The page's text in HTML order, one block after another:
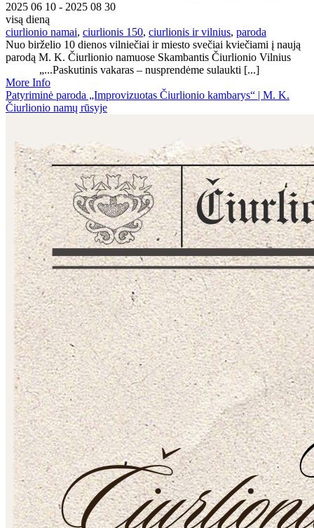
2025 06 10 - 2025 08 30
visą dieną
ciurlionio namai, ciurlionis 150, ciurlionis ir vilnius, paroda
Nuo birželio 10 dienos vilniečiai ir miesto svečiai kviečiami į naują
parodą M. K. Čiurlionio namuose Skambantis Čiurlionio Vilnius
„...Paskutinis vakaras – nusprendėme sulaukti [...]
More Info
Patyriminė paroda „Improvizuotas Čiurlionio kambarys“ | M. K.
Čiurlionio namų rūsyje